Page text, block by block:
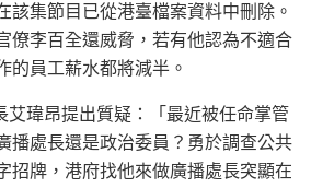
該集節目已從港臺檔案資料中刪除。
僚李百全還威脅，若有他認為不適合
的員工薪水都將減半。
艾瑋昂提出質疑：「最近被任命掌管
播處長還是政治委員？勇於調查公共
招牌，港府找他來做廣播處長突顯在